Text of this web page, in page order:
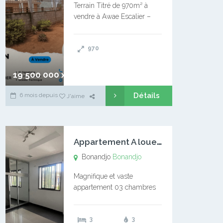
19 500 000 xaf
Terrain Titré de 970m² à
vendre à Awae Escalier –
l’Université Catholique –
970
6 mois depuis J'aime Détails
A
ppartement A louer Bonandjo
Bonandjo Bonandjo
Magnifique et vaste
appartement 03 chambres
douches 01 vaste salon 01
3
3